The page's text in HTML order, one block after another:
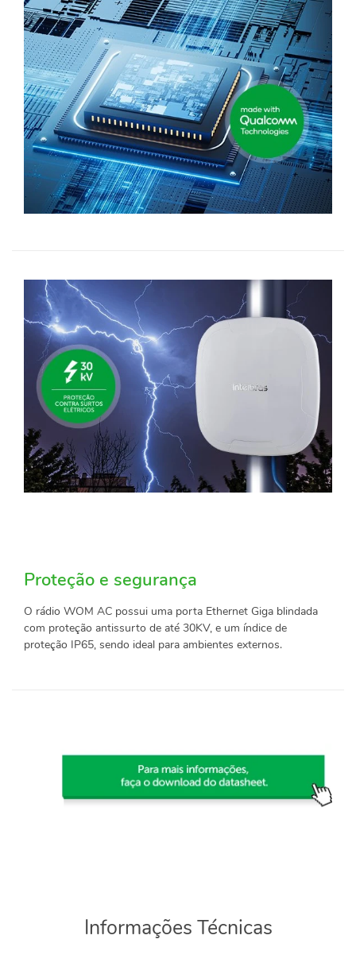
Proteção e segurança
O rádio WOM AC possui uma porta Ethernet Giga blindada
com proteção antissurto de até 30KV, e um índice de
proteção IP65, sendo ideal para ambientes externos.
Informações Técnicas